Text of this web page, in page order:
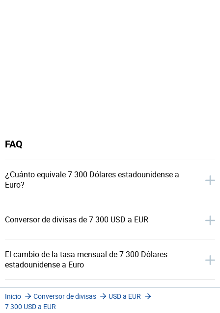
FAQ
¿Cuánto equivale 7 300 Dólares estadounidense a
Euro?
Conversor de divisas de 7 300 USD a EUR
El cambio de la tasa mensual de 7 300 Dólares
estadounidense a Euro
Inicio Conversor de divisas
USD a EUR
7 300 USD a EUR